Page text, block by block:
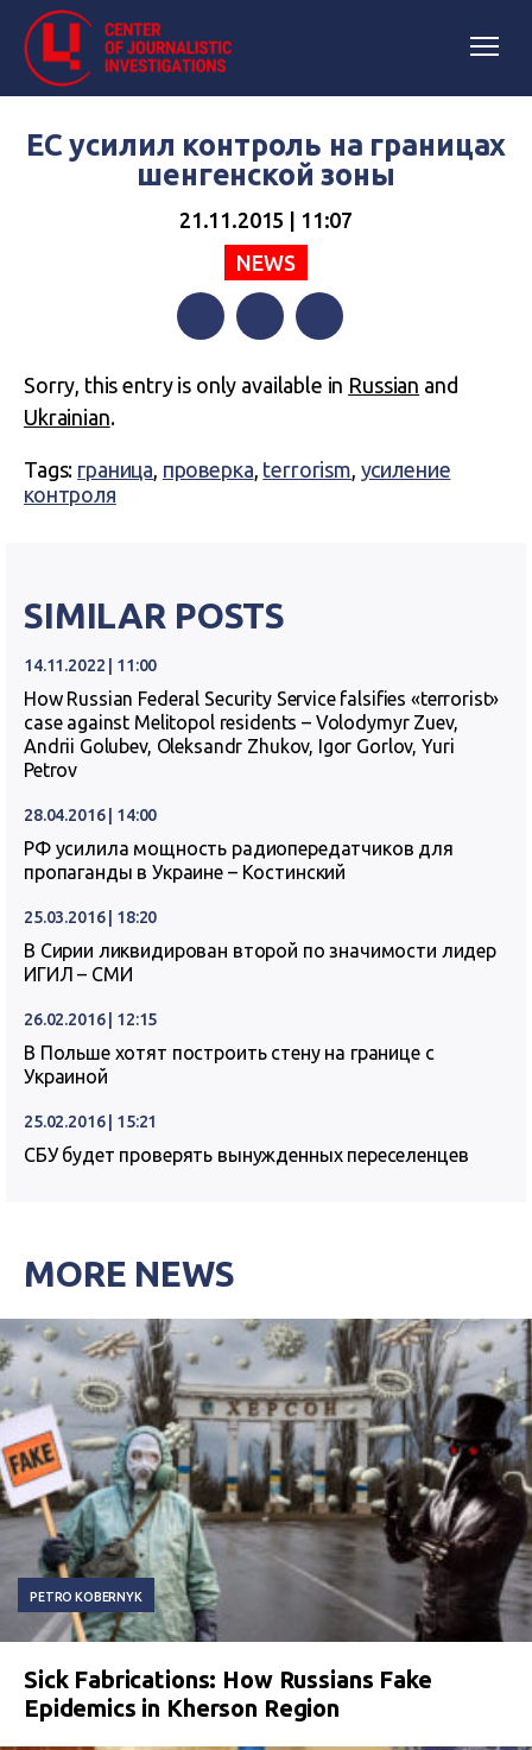
ЕС усилил контроль на границах
шенгенской зоны
21.11.2015 | 11:07
NEWS
Sorry, this entry is only available in Russian and
Ukrainian.
Tags: граница, проверка, terrorism, усиление
контроля
SIMILAR POSTS
14.11.2022 | 11:00
How Russian Federal Security Service falsifies «terrorist»
case against Melitopol residents – Volodymyr Zuev,
Andrii Golubev, Oleksandr Zhukov, Igor Gorlov, Yuri
Petrov
28.04.2016 | 14:00
РФ усилила мощность радиопередатчиков для
пропаганды в Украине – Костинский
25.03.2016 | 18:20
В Сирии ликвидирован второй по значимости лидер
ИГИЛ – СМИ
26.02.2016 | 12:15
В Польше хотят построить стену на границе с
Украиной
25.02.2016 | 15:21
СБУ будет проверять вынужденных переселенцев
MORE NEWS
PETRO KOBERNYK
Sick Fabrications: How Russians Fake
Epidemics in Kherson Region